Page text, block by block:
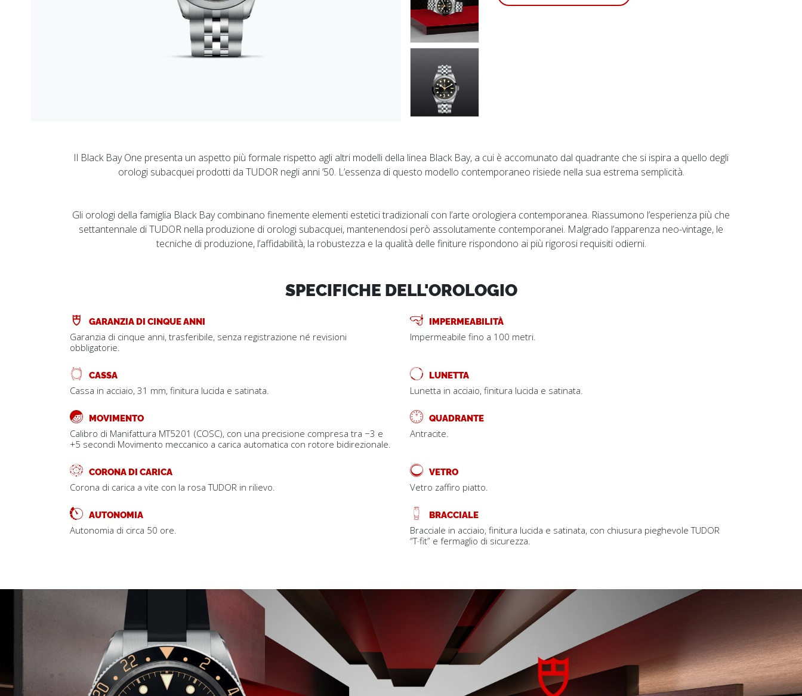
Il Black Bay One presenta un aspetto più formale rispetto agli altri modelli della linea Black Bay, a cui è accomunato dal quadrante che si ispira a quello degli
orologi subacquei prodotti da TUDOR negli anni ’50. L’essenza di questo modello contemporaneo risiede nella sua estrema semplicità.
Gli orologi della famiglia Black Bay combinano finemente elementi estetici tradizionali con l’arte orologiera contemporanea. Riassumono l’esperienza più che
settantennale di TUDOR nella produzione di orologi subacquei, mantenendosi però assolutamente contemporanei. Malgrado l’apparenza neo-vintage, le
tecniche di produzione, l’affidabilità, la robustezza e la qualità delle finiture rispondono ai più rigorosi requisiti odierni.
SPECIFICHE DELL'OROLOGIO
GARANZIA DI CINQUE ANNI
Garanzia di cinque anni, trasferibile, senza registrazione né revisioni
obbligatorie.
IMPERMEABILITÀ
Impermeabile fino a 100 metri.
CASSA
Cassa in acciaio, 31 mm, finitura lucida e satinata.
LUNETTA
Lunetta in acciaio, finitura lucida e satinata.
MOVIMENTO
Calibro di Manifattura MT5201 (COSC), con una precisione compresa tra −3 e
+5 secondi Movimento meccanico a carica automatica con rotore bidirezionale.
QUADRANTE
Antracite.
CORONA DI CARICA
Corona di carica a vite con la rosa TUDOR in rilievo.
VETRO
Vetro zaffiro piatto.
AUTONOMIA
Autonomia di circa 50 ore.
BRACCIALE
Bracciale in acciaio, finitura lucida e satinata, con chiusura pieghevole TUDOR
“T‑fit” e fermaglio di sicurezza.